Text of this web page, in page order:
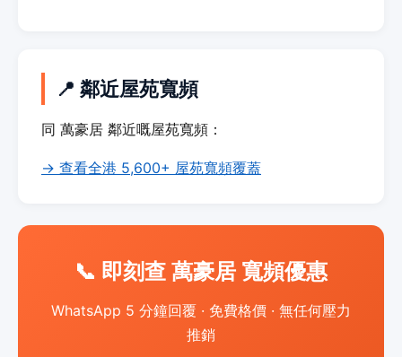
📍 鄰近屋苑寬頻
同 萬豪居 鄰近嘅屋苑寬頻：
→ 查看全港 5,600+ 屋苑寬頻覆蓋
📞 即刻查 萬豪居 寬頻優惠
WhatsApp 5 分鐘回覆 · 免費格價 · 無任何壓力
推銷